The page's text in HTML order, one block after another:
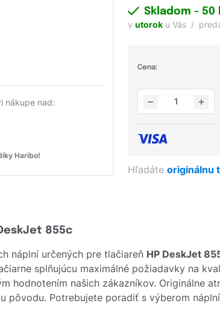
nákupe nad:
Haribo!
Skladom- 50
vutorok u Vás
Cena:
Hľadáteoriginálnu
855c
náplní určených pre tlačiareň HP DeskJet
splňujúcu maximálné požiadavky na
hodnotením našich zákazníkov. Originálne
pôvodu. Potrebujete poradiť s výberom